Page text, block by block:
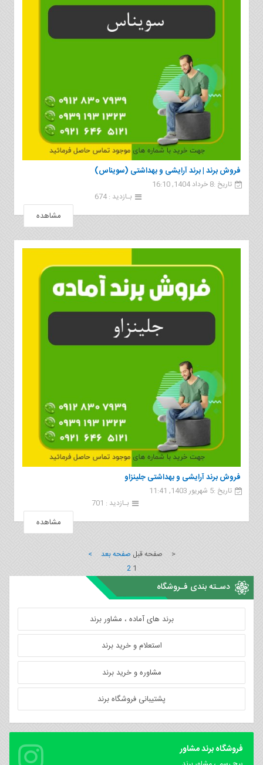
فروش برند | برند آرایشی و بهداشتی (سویناس)
تاریخ :8 خرداد 1404, 16:10
بـازدید : 674
مشاهده
فروش برند آرایشی و بهداشتی جلینزاو
تاریخ :5 شهریور 1403, 11:41
بـازدید : 701
مشاهده
< صفحه قبل صفحه بعد >
1
2
دسـته بندی فـروشگاه
برند های آماده ، مشاور برند
استعلام و خرید برند
مشاوره و خرید برند
پشتیبانی فروشگاه برند
فروشگاه برند مشاور